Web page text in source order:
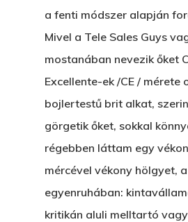
a fenti módszer alapján
Mivel a Tele Sales Guys
mostanában nevezik őket
Excellente-ek /CE / mérete
bojlertestű brit alkat,
görgetik őket, sokkal
régebben láttam egy
mércével vékony hölgyet, a
egyenruhában:
kritikán aluli melltartó vagy